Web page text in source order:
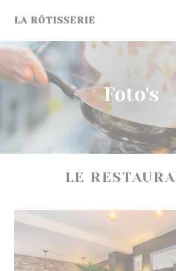
LA RÔTISSERIE
Foto's
LE